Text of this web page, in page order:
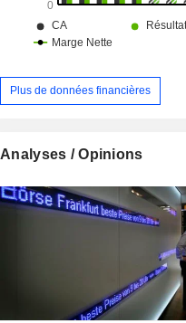
Plus de données financières
Analyses / Opinions